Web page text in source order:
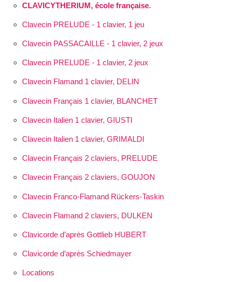
CLAVICYTHERIUM, école française.
Clavecin PRELUDE - 1 clavier, 1 jeu
Clavecin PASSACAILLE - 1 clavier, 2 jeux
Clavecin PRELUDE - 1 clavier, 2 jeux
Clavecin Flamand 1 clavier, DELIN
Clavecin Français 1 clavier, BLANCHET
Clavecin Italien 1 clavier, GIUSTI
Clavecin Italien 1 clavier, GRIMALDI
Clavecin Français 2 claviers, PRELUDE
Clavecin Français 2 claviers, GOUJON
Clavecin Franco-Flamand Rückers-Taskin
Clavecin Flamand 2 claviers, DULKEN
Clavicorde d’après Gottlieb HUBERT
Clavicorde d’après Schiedmayer
Locations